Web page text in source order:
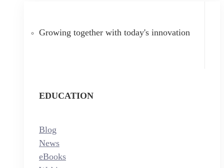
Growing together with today's innovation
EDUCATION
Blog
News
eBooks